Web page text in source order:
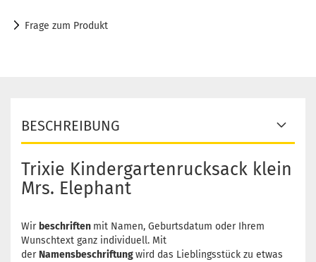
Frage zum Produkt
BESCHREIBUNG
Trixie Kindergartenrucksack klein
Mrs. Elephant
Wir beschriften mit Namen, Geburtsdatum oder Ihrem
Wunschtext ganz individuell. Mit
der Namensbeschriftungwird das Lieblingsstück zu etwas